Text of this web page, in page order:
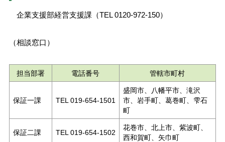
企業支援部経営支援課（TEL 0120-972-150）
（相談窓口）
担当部署 電話番号 管轄市町村
保証一課 TEL 019-654-1501
盛岡市、八幡平市、滝沢
市、岩手町、葛巻町、雫石
町
保証二課 TEL 019-654-1502
花巻市、北上市、紫波町、
西和賀町、矢巾町